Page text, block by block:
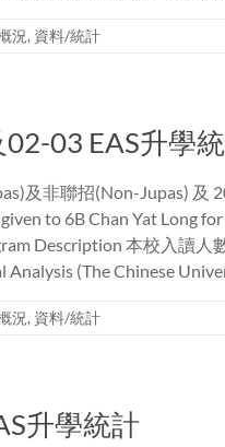
況, 資料/統計
03 EAS升學
及非聯招(Non-Jupas) 及
to 6B Chan Yat Long
Description 本校入讀人
Analysis (The Chinese
況, 資料/統計
升學統計